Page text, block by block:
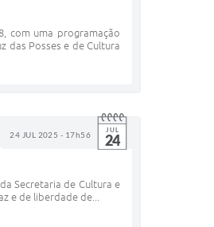
com uma programação
das Posses e de Cultura
24 JUL 2025 - 17h56 JUL
24
Secretaria de Cultura e
e de liberdade de...